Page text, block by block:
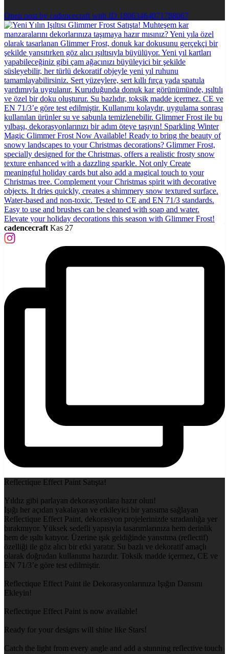
Open post by cadencecraft with ID 18063464071788067
cadencecraft Kas 27
Reflectique Effect Paint Satışta!
Yıldız gibi parlayan dekorasyonlara hazır olun!
Işığı her açıdan yakalayan ve etkileyici bir yansıma sağlayan
Reflectique Effect Paint, dekorasyon projelerinizde sıradanlığa yer
bırakmıyor. Yüksek sedefli yapısıyla tasarımlarınıza hem derinlik
hem de ışıltı katıyor. Üzerine ışık geldiğinde yansıtma (reflectif)
özelliği ile göz alıcı bir etki yaratır. Su bazlı ve dekoratif amaçlı
olarak doğrudan kullanıma hazırdır. Toksik madde içermez, CE ve
EN 71/3’e göre test edilmiştir.
Reflectique Effect Paint ile Dekorasyonlarınıza Işığın Dansını
Ekleyin!
Reflectique Effect Paint is now available!
Ready for your designs will shine like Stars!
Catch the light from every angle and add a stunning reflective touch